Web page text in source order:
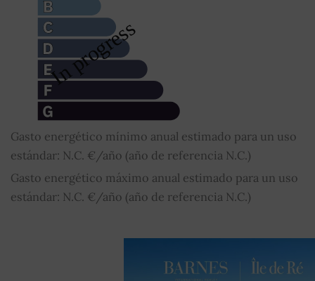
Gasto energético mínimo anual estimado para un uso
estándar: N.C. €/año (año de referencia N.C.)
Gasto energético máximo anual estimado para un uso
estándar: N.C. €/año (año de referencia N.C.)